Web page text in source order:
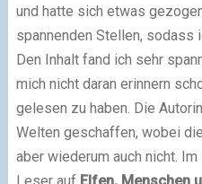
und hatte sich etwas
spannenden Stellen, sodass
Den Inhalt fand ich sehr
mich nicht daran erinnern
gelesen zu haben. Die
Welten geschaffen, wobei
aber wiederum auch nicht.